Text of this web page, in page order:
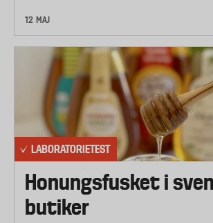
12 MAJ
LABORATORIETEST
Honungsfusket i
butiker